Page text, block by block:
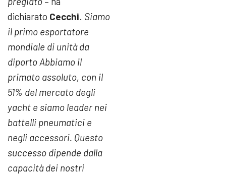
dichiarato Cecchi. Siamo
il primo esportatore
mondiale di unità da
diporto Abbiamo il
primato assoluto, con il
51% del mercato degli
yacht e siamo leader nei
battelli pneumatici e
negli accessori. Questo
successo dipende dalla
capacità dei nostri